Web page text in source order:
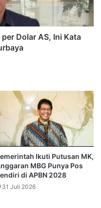
Dolar AS, Ini Kata
Ikuti Putusan MK,
MBG Punya Pos
di APBN 2028
31 Juli 2026